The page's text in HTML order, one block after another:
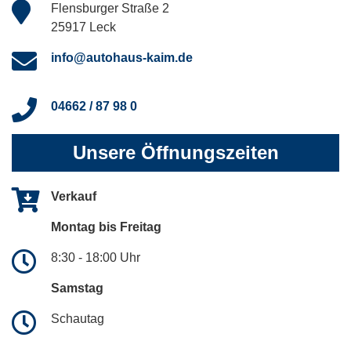
Flensburger Straße 2
25917 Leck
info@autohaus-kaim.de
04662 / 87 98 0
Unsere Öffnungszeiten
Verkauf
Montag bis Freitag
8:30 - 18:00 Uhr
Samstag
Schautag